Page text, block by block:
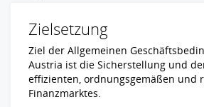
Zielsetzung
Ziel der Allgemeinen
Austria ist die Sicherstellung und
effizienten, ordnungsgemäßen und
Finanzmarktes.